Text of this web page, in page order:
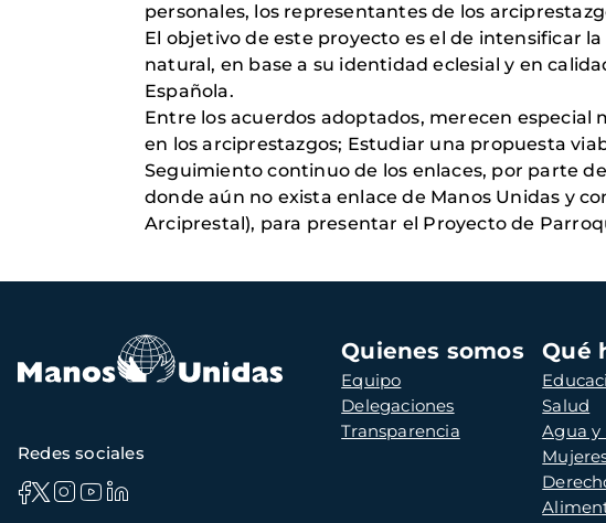
personales, los representantes de los
El objetivo de este proyecto es el de intensificar
natural, en base a su identidad eclesial y en
Española.
Entre los acuerdos adoptados, merecen
en los arciprestazgos; Estudiar una propuesta
Seguimiento continuo de los enlaces, por parte
donde aún no exista enlace de Manos Unidas y
Arciprestal), para presentar el Proyecto de
Navegación
principal
Quienes somos
Equipo
Delegaciones
Transparencia
Qué
Salud
Agua
Redes sociales